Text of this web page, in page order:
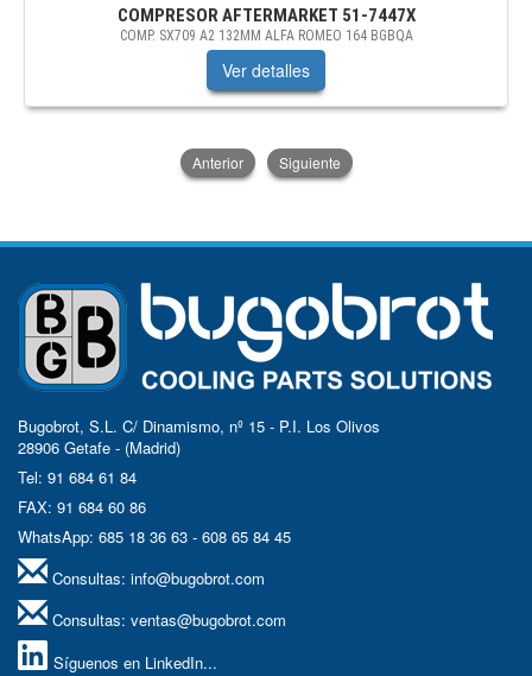
COMPRESOR AFTERMARKET 51-7447X
COMP. SX709 A2 132MM ALFA ROMEO 164 BGBQA
Ver detalles
Anterior Siguiente
Bugobrot, S.L. C/ Dinamismo, nº 15 - P.I. Los Olivos
28906 Getafe - (Madrid)
Tel: 91 684 61 84
FAX: 91 684 60 86
WhatsApp: 685 18 36 63 - 608 65 84 45
Consultas: info@bugobrot.com
Consultas: ventas@bugobrot.com
Síguenos en LinkedIn...